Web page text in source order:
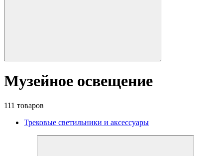
Музейное освещение
111 товаров
Трековые светильники и аксессуары